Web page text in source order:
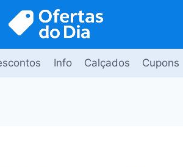
Info Calçados Cupons